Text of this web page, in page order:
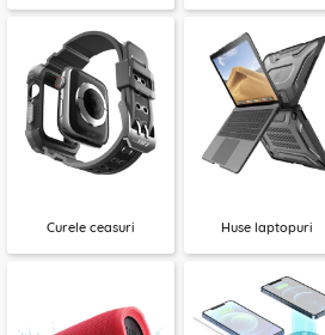
Curele ceasuri Huse laptopuri